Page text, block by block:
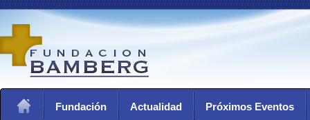
Fundación Actualidad Próximos Eventos